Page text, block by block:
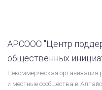
АРСООО "Центр
общественных
Некоммерческая
и местные сообщества в